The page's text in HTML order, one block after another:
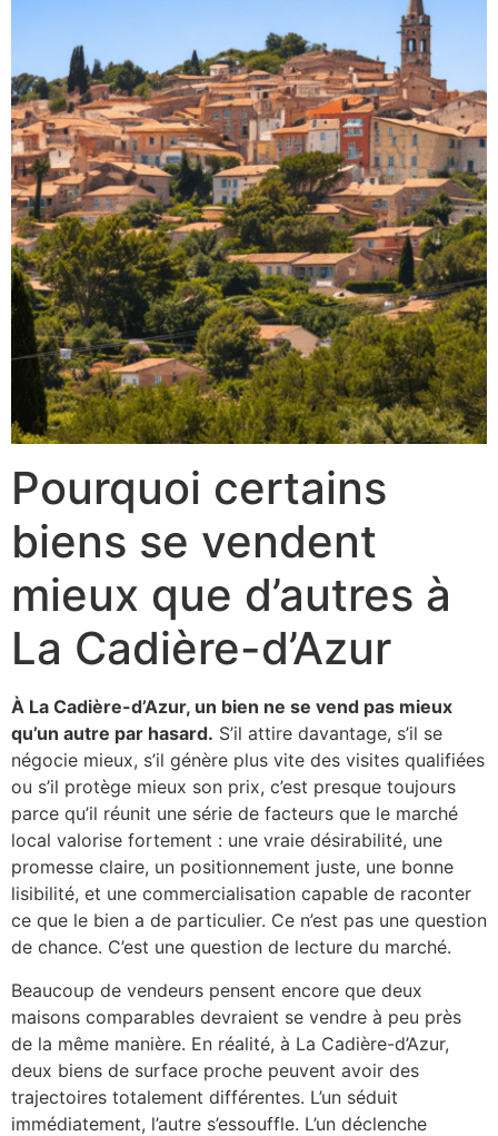
Pourquoi certains
biens se vendent
mieux que d’autres à
La Cadière-d’Azur
À La Cadière-d’Azur, un bien ne se vend pas mieux
qu’un autre par hasard. S’il attire davantage, s’il se
négocie mieux, s’il génère plus vite des visites qualifiées
ou s’il protège mieux son prix, c’est presque toujours
parce qu’il réunit une série de facteurs que le marché
local valorise fortement : une vraie désirabilité, une
promesse claire, un positionnement juste, une bonne
lisibilité, et une commercialisation capable de raconter
ce que le bien a de particulier. Ce n’est pas une question
de chance. C’est une question de lecture du marché.
Beaucoup de vendeurs pensent encore que deux
maisons comparables devraient se vendre à peu près
de la même manière. En réalité, à La Cadière-d’Azur,
deux biens de surface proche peuvent avoir des
trajectoires totalement différentes. L’un séduit
immédiatement, l’autre s’essouffle. L’un déclenche